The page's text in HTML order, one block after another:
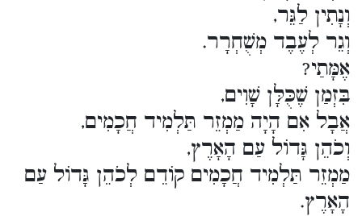
וְנָתִין לַגֵּר,
וְגֵר לְעֶבֶד מְשֻׁחְרָר.
אֶמָּתַי?
בִּזְמַן שֶׁכֻּלָּן שָׁוִים,
אֲבָל אִם הָיָה מַמְזֵר תַּלְמִיד חֲכָמִים,
וְכֹהֵן גָּדוֹל עַם הָאָרֶץ,
מַמְזֵר תַּלְמִיד חֲכָמִים קוֹדֵם לְכֹהֵן גָּדוֹל עַם
הָאָרֶץ.